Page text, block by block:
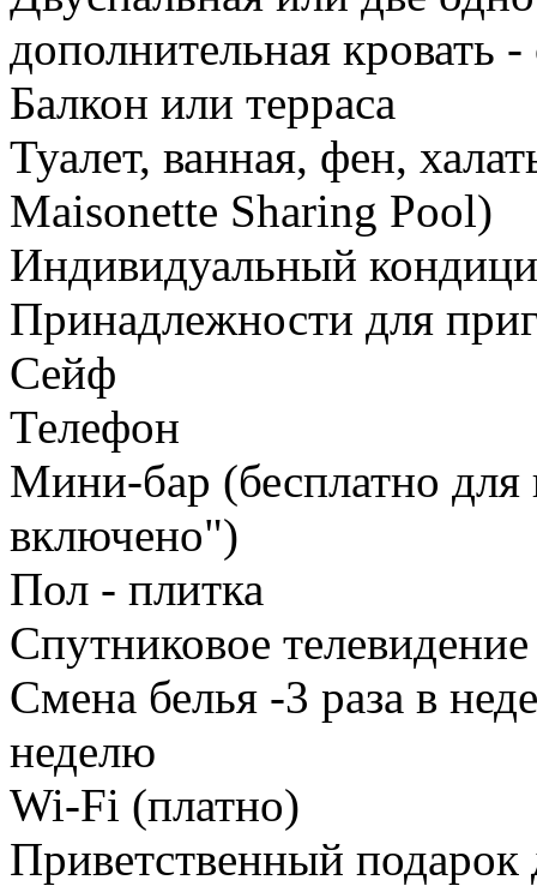
дополнительная кровать
Балкон или терраса
Туалет, ванная, фен,
Maisonette Sharing Pool)
Индивидуальный
Принадлежности для
Сейф
Телефон
Мини-бар (бесплатно для
включено")
Пол - плитка
Спутниковое
Смена белья -3 раза в
неделю
Wi-Fi (платно)
Приветственный